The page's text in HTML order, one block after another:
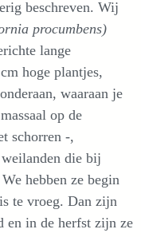
beschreven. Wij
procumbens)
lange
hoge plantjes,
waaraan je
op de
schorren -,
die bij
hebben ze begin
te vroeg. Dan zijn
en in de herfst zijn ze